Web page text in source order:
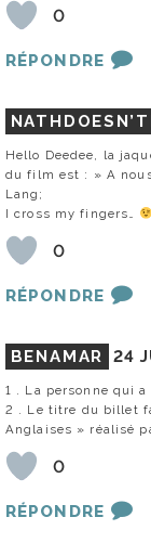
0
RÉPONDRE
Hello Deedee, la
du film est : » A
Lang;
I cross my fingers…
0
RÉPONDRE
BENAMAR 24
1 . La personne qui
2 . Le titre du billet
Anglaises » réalisé
0
RÉPONDRE